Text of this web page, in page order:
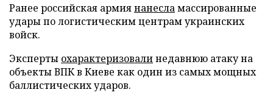
Ранее российская армиянанесламассированные
удары по логистическим центрам украинских
войск.
Эксперты охарактеризовалинедавнюю атаку на
объекты ВПК в Киеве как один из самых мощных
баллистических ударов.